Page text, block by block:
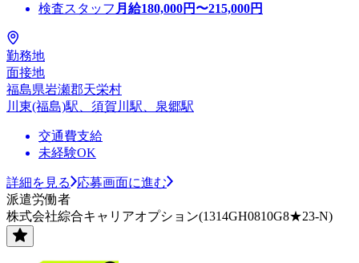
検査スタッフ 月給180,000円〜215,000円
勤務地
面接地
福島県岩瀬郡天栄村
川東(福島)駅、須賀川駅、泉郷駅
交通費支給
未経験OK
詳細を見る
応募画面に進む
派遣労働者
株式会社綜合キャリアオプション(1314GH0810G8★23-N)